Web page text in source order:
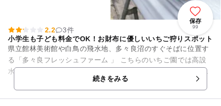
保存
99
2.2
3件
小学生も子ども料金でOK！お財布に優しいいちご狩りスポット
県立館林美術館や白鳥の飛水地、多々良沼のすぐそばに位置す
る「多々良フレッシュファーム 」 こちらのいちご園では高設
水耕栽培を採用しており、通路も広いためベビーカーもラクラ
続きをみる